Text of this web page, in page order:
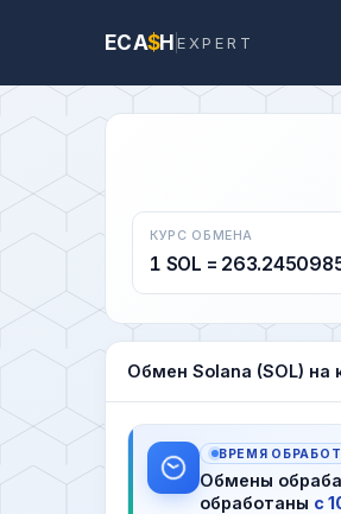
ECA$HEXPERT
КУРС ОБМЕНА
1 SOL =
Обмен Solana (SOL) на
ВРЕМЯ
Обмены
обработаны с